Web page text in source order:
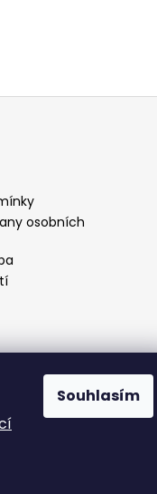
Souhlasím
osobních